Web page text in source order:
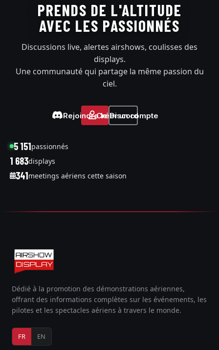
PRENDS DE L'ALTITUDE
AVEC LES PASSIONNÉS
Discussions live, alertes airshows, coulisses des
displays.
Une communauté qui partage la même passion du
ciel.
Rejoindre le Discord
Créer un compte
5 151passionnés
1 683displays
341meetings aériens cette saison
Dédié à la promotion des démonstrations aériennes,
offrant des informations complètes sur les événements, les
pilotes et les spectacles aériens à travers le monde.
FR EN